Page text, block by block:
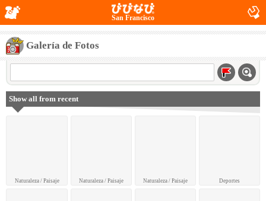
San Francisco
Galería de Fotos
Show all from recent
Naturaleza / Paisaje Naturaleza / Paisaje Naturaleza / Paisaje Deportes